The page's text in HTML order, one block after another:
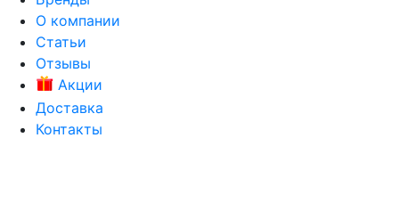
О компании
Статьи
Отзывы
Акции
Доставка
Контакты